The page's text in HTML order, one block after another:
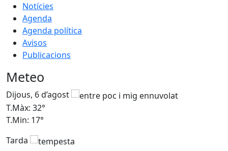
Notícies
Agenda
Agenda política
Avisos
Publicacions
Meteo
Dijous, 6 d’agost
T.Màx: 32°
T.Min: 17°
Tarda